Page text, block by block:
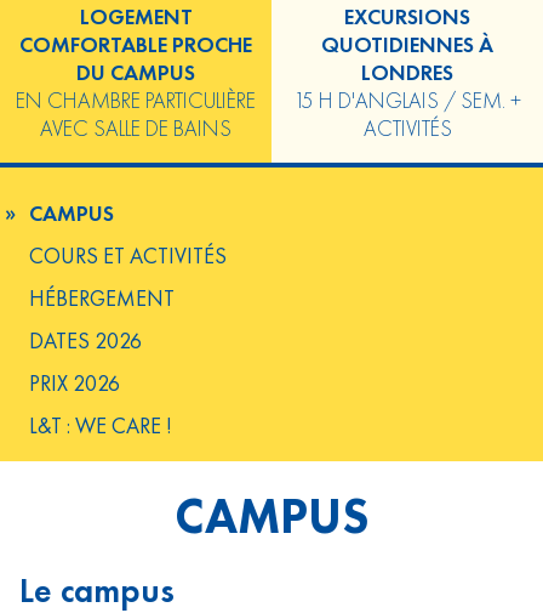
LOGEMENT
COMFORTABLE PROCHE
DU CAMPUS
EN CHAMBRE PARTICULIÈRE
AVEC SALLE DE BAINS
EXCURSIONS
QUOTIDIENNES À
LONDRES
15 H D'ANGLAIS / SEM. +
ACTIVITÉS
CAMPUS
COURS ET ACTIVITÉS
HÉBERGEMENT
DATES 2026
PRIX 2026
L&T : WE CARE !
CAMPUS
Le campus